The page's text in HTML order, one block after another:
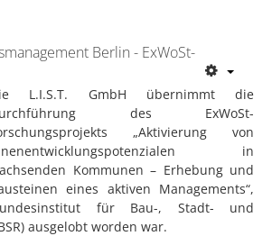
Berlin - ExWoSt-
L.I.S.T. GmbH übernimmt die
des ExWoSt-
„Aktivierung von
in
Kommunen – Erhebung und
eines aktiven Managements“,
für Bau-, Stadt- und
ausgelobt worden war.